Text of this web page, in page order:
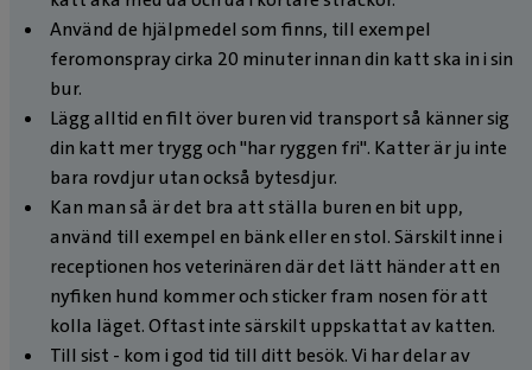
Använd de hjälpmedel som finns, till exempel
feromonspray cirka 20 minuter innan din katt ska in i sin
bur.
Lägg alltid en filt över buren vid transport så känner sig
din katt mer trygg och "har ryggen fri". Katter är ju inte
bara rovdjur utan också bytesdjur.
Kan man så är det bra att ställa buren en bit upp,
använd till exempel en bänk eller en stol. Särskilt inne i
receptionen hos veterinären där det lätt händer att en
nyfiken hund kommer och sticker fram nosen för att
kolla läget. Oftast inte särskilt uppskattat av katten.
Till sist - kom i god tid till ditt besök. Vi har delar av